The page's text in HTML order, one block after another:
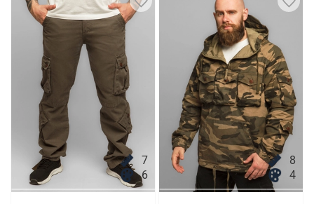
7
6
8
4